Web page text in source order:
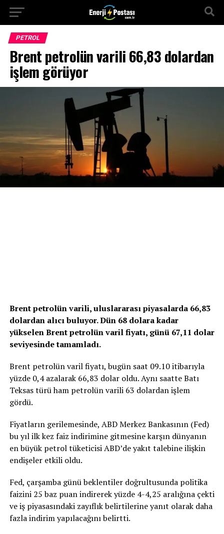
PETROL
Brent petrolün varili 66,83 dolardan
işlem görüyor
Brent petrolün varili, uluslararası piyasalarda 66,83
dolardan alıcı buluyor. Dün 68 dolara kadar
yükselen Brent petrolün varil fiyatı, günü 67,11 dolar
seviyesinde tamamladı.
Brent petrolün varil fiyatı, bugün saat 09.10 itibarıyla
yüzde 0,4 azalarak 66,83 dolar oldu. Aynı saatte Batı
Teksas türü ham petrolün varili 63 dolardan işlem
gördü.
Fiyatların gerilemesinde, ABD Merkez Bankasının (Fed)
bu yıl ilk kez faiz indirimine gitmesine karşın dünyanın
en büyük petrol tüketicisi ABD’de yakıt talebine ilişkin
endişeler etkili oldu.
Fed, çarşamba günü beklentiler doğrultusunda politika
faizini 25 baz puan indirerek yüzde 4-4,25 aralığına çekti
ve iş piyasasındaki zayıflık belirtilerine yanıt olarak daha
fazla indirim yapılacağını belirtti.